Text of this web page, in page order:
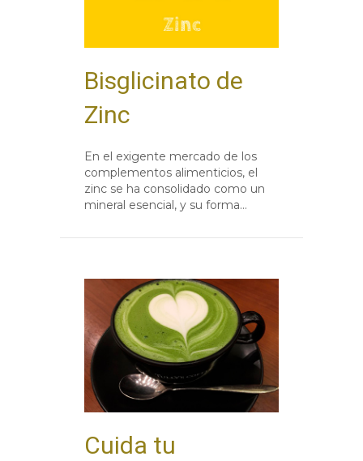
Bisglicinato de
Zinc
En el exigente mercado de los
complementos alimenticios, el
zinc se ha consolidado como un
mineral esencial, y su forma…
Cuida tu